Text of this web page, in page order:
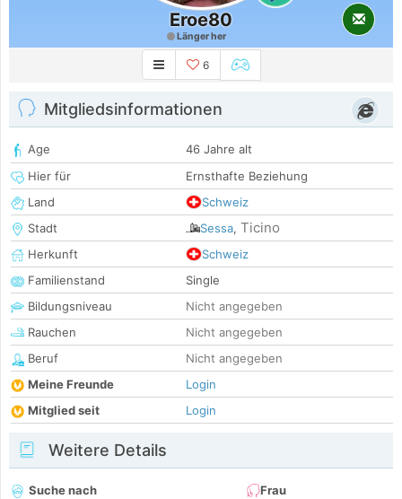
Eroe80
Länger her
6
Mitgliedsinformationen
Age
46 Jahre alt
Hier für
Ernsthafte Beziehung
Land
Schweiz
Stadt
Sessa, Ticino
Herkunft
Schweiz
Familienstand
Single
Bildungsniveau
Nicht angegeben
Rauchen
Nicht angegeben
Beruf
Nicht angegeben
Meine Freunde
Login
Mitglied seit
Login
Weitere Details
Suche nach
Frau